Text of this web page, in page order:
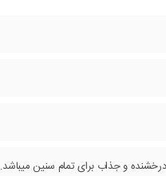
و جذاب برای تمام سنین میباشد.